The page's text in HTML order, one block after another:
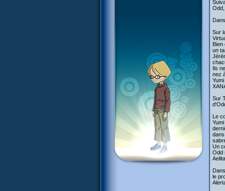
Sur
Bien
un
Ils
nez
Sur
Le
Un
Odd
le